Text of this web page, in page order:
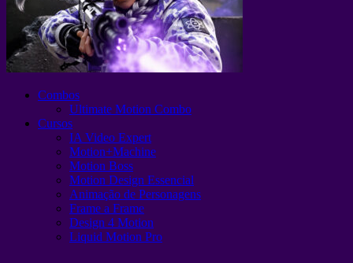
Combos
Ultimate Motion Combo
Cursos
IA Video Expert
Motion+Machine
Motion Boss
Motion Design Essencial
Animação de Personagens
Frame a Frame
Design 4 Motion
Liquid Motion Pro